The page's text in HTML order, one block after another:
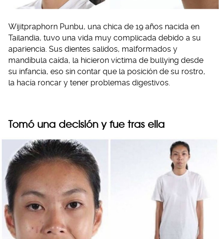
Wijitpraphorn Punbu, una chica de 19 años nacida en
Tailandia, tuvo una vida muy complicada debido a su
apariencia. Sus dientes salidos, malformados y
mandíbula caída, la hicieron víctima de bullying desde
su infancia, eso sin contar que la posición de su rostro,
la hacía roncar y tener problemas digestivos.
Tomó una decisión y fue tras ella